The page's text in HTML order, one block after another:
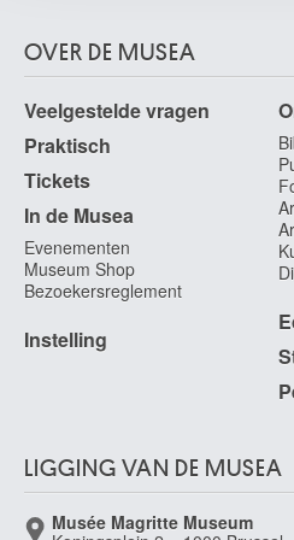
Amsterdam (Nederland) 1619 - 1688
Koninck Salomon
Amsterdam (Nederland) 1609 - 1656
Korschann Charles [LOANed
Brno, Moravië (Tsjechoslowakije) 1872 -
Den Haag (Nederland) 1817 - Dordrecht
Kosuth Joseph
Toledo, Ohio (Verenigde Staten) 1945
Pireus (Griekenland) 1936 - Rome (Italië)
Los Angeles, Californië (Verenigde
Kracht Yvonne
Rotterdam (Nederland) 1931
OVER DE MUSEA
Veelgestelde vragen
Praktisch
Tickets
In de Musea
Evenementen
Museum Shop
Bezoekersreglement
Instelling
LIGGING VAN DE MUSEA
Musée Magritte Museum